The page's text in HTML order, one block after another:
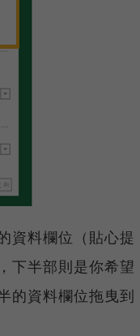
資料欄位（貼心提
下半部則是你希望
的資料欄位拖曳到